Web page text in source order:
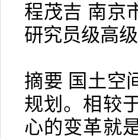
程茂吉 南京
研究员级高
摘要 国土空
规划。相较
心的变革就